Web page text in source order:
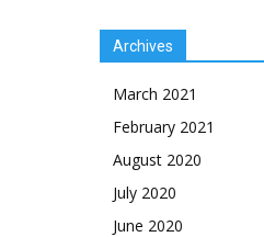
Archives
March 2021
February 2021
August 2020
July 2020
June 2020